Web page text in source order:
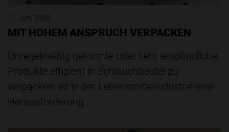
11. Juni 2026
MIT HOHEM ANSPRUCH VERPACKEN
Unregelmäßig geformte oder sehr empfindliche
Produkte effizient in Schlauchbeutel zu
verpacken, ist in der Lebensmittelindustrie eine
Herausforderung.…